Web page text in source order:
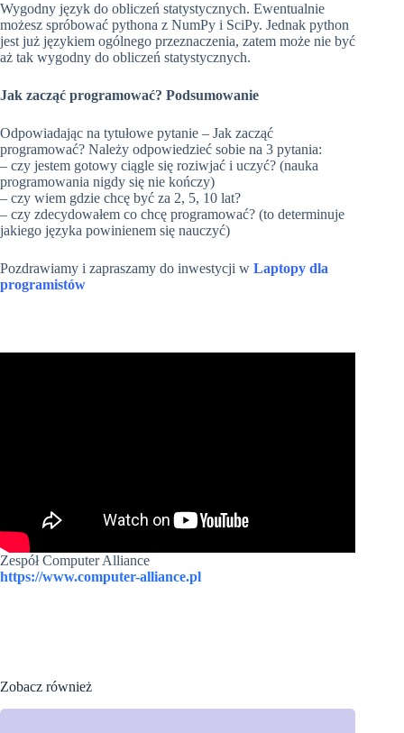
Wygodny język do obliczeń statystycznych. Ewentualnie
możesz spróbować pythona z NumPy i SciPy. Jednak python
jest już językiem ogólnego przeznaczenia, zatem może nie być
aż tak wygodny do obliczeń statystycznych.
Jak zacząć programować? Podsumowanie
Odpowiadając na tytułowe pytanie – Jak zacząć
programować? Należy odpowiedzieć sobie na 3 pytania:
– czy jestem gotowy ciągle się roziwjać i uczyć? (nauka
programowania nigdy się nie kończy)
– czy wiem gdzie chcę być za 2, 5, 10 lat?
– czy zdecydowałem co chcę programować? (to determinuje
jakiego języka powinienem się nauczyć)
Pozdrawiamy i zapraszamy do inwestycji w Laptopy dla
programistów
Zespół Computer Alliance
https://www.computer-alliance.pl
Zobacz również